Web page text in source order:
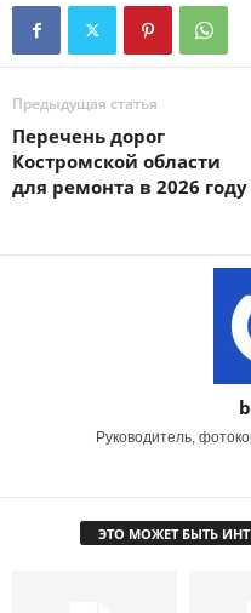
Предыдущая статья
Перечень дорог
Костромской области
для ремонта в 2026 году
Руководитель,
ЭТО МОЖЕТ БЫТЬ